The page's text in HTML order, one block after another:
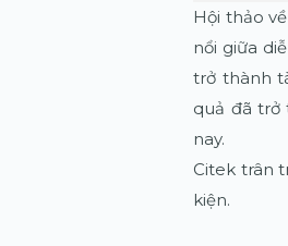
Hội thảo
nổi giữa
trở thành
quả đã trở
nay.
Citek trân
kiện.